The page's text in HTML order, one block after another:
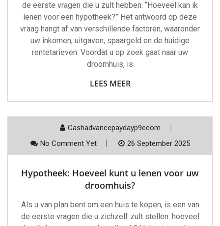
de eerste vragen die u zult hebben: “Hoeveel kan ik
lenen voor een hypotheek?” Het antwoord op deze
vraag hangt af van verschillende factoren, waaronder
uw inkomen, uitgaven, spaargeld en de huidige
rentetarieven. Voordat u op zoek gaat naar uw
droomhuis, is
LEES MEER
Cashadvancepaydayp9ecom
No Comment Yet
26 September 2025
Hypotheek: Hoeveel kunt u lenen voor uw
droomhuis?
Als u van plan bent om een huis te kopen, is een van
de eerste vragen die u zichzelf zult stellen: hoeveel